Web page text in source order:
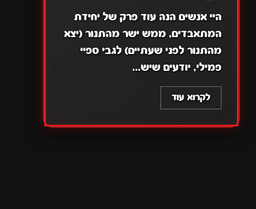
היי אנשים הנה עוד פרק של יחידת
המתאבדים, ממש ישר מהתנור (יצא
מהתנור לפני שעתיים) לגבי ספיי
פמילי, יודעים שיש...
לקרוא עוד